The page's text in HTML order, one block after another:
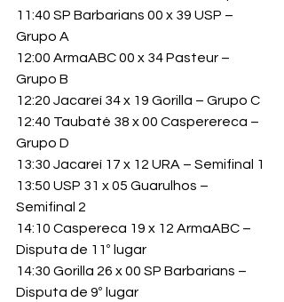
11:40 SP Barbarians 00 x 39 USP –
Grupo A
12:00 ArmaABC 00 x 34 Pasteur –
Grupo B
12:20 Jacareí 34 x 19 Gorilla – Grupo C
12:40 Taubaté 38 x 00 Casperereca –
Grupo D
13:30 Jacareí 17 x 12 URA – Semifinal 1
13:50 USP 31 x 05 Guarulhos –
Semifinal 2
14:10 Caspereca 19 x 12 ArmaABC –
Disputa de 11º lugar
14:30 Gorilla 26 x 00 SP Barbarians –
Disputa de 9º lugar